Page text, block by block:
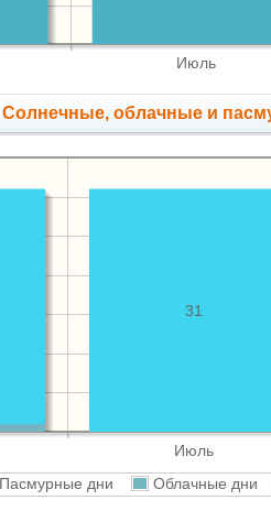
Июль
Cолнечные, облачные и
Июль
31
Пасмурные дни Облачные дни